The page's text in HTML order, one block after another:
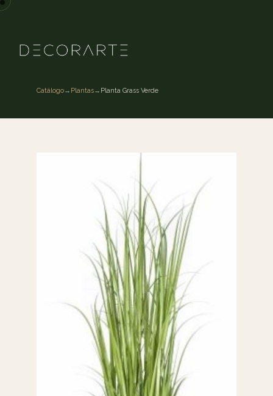
Catálogo→ Plantas→ Planta Grass Verde